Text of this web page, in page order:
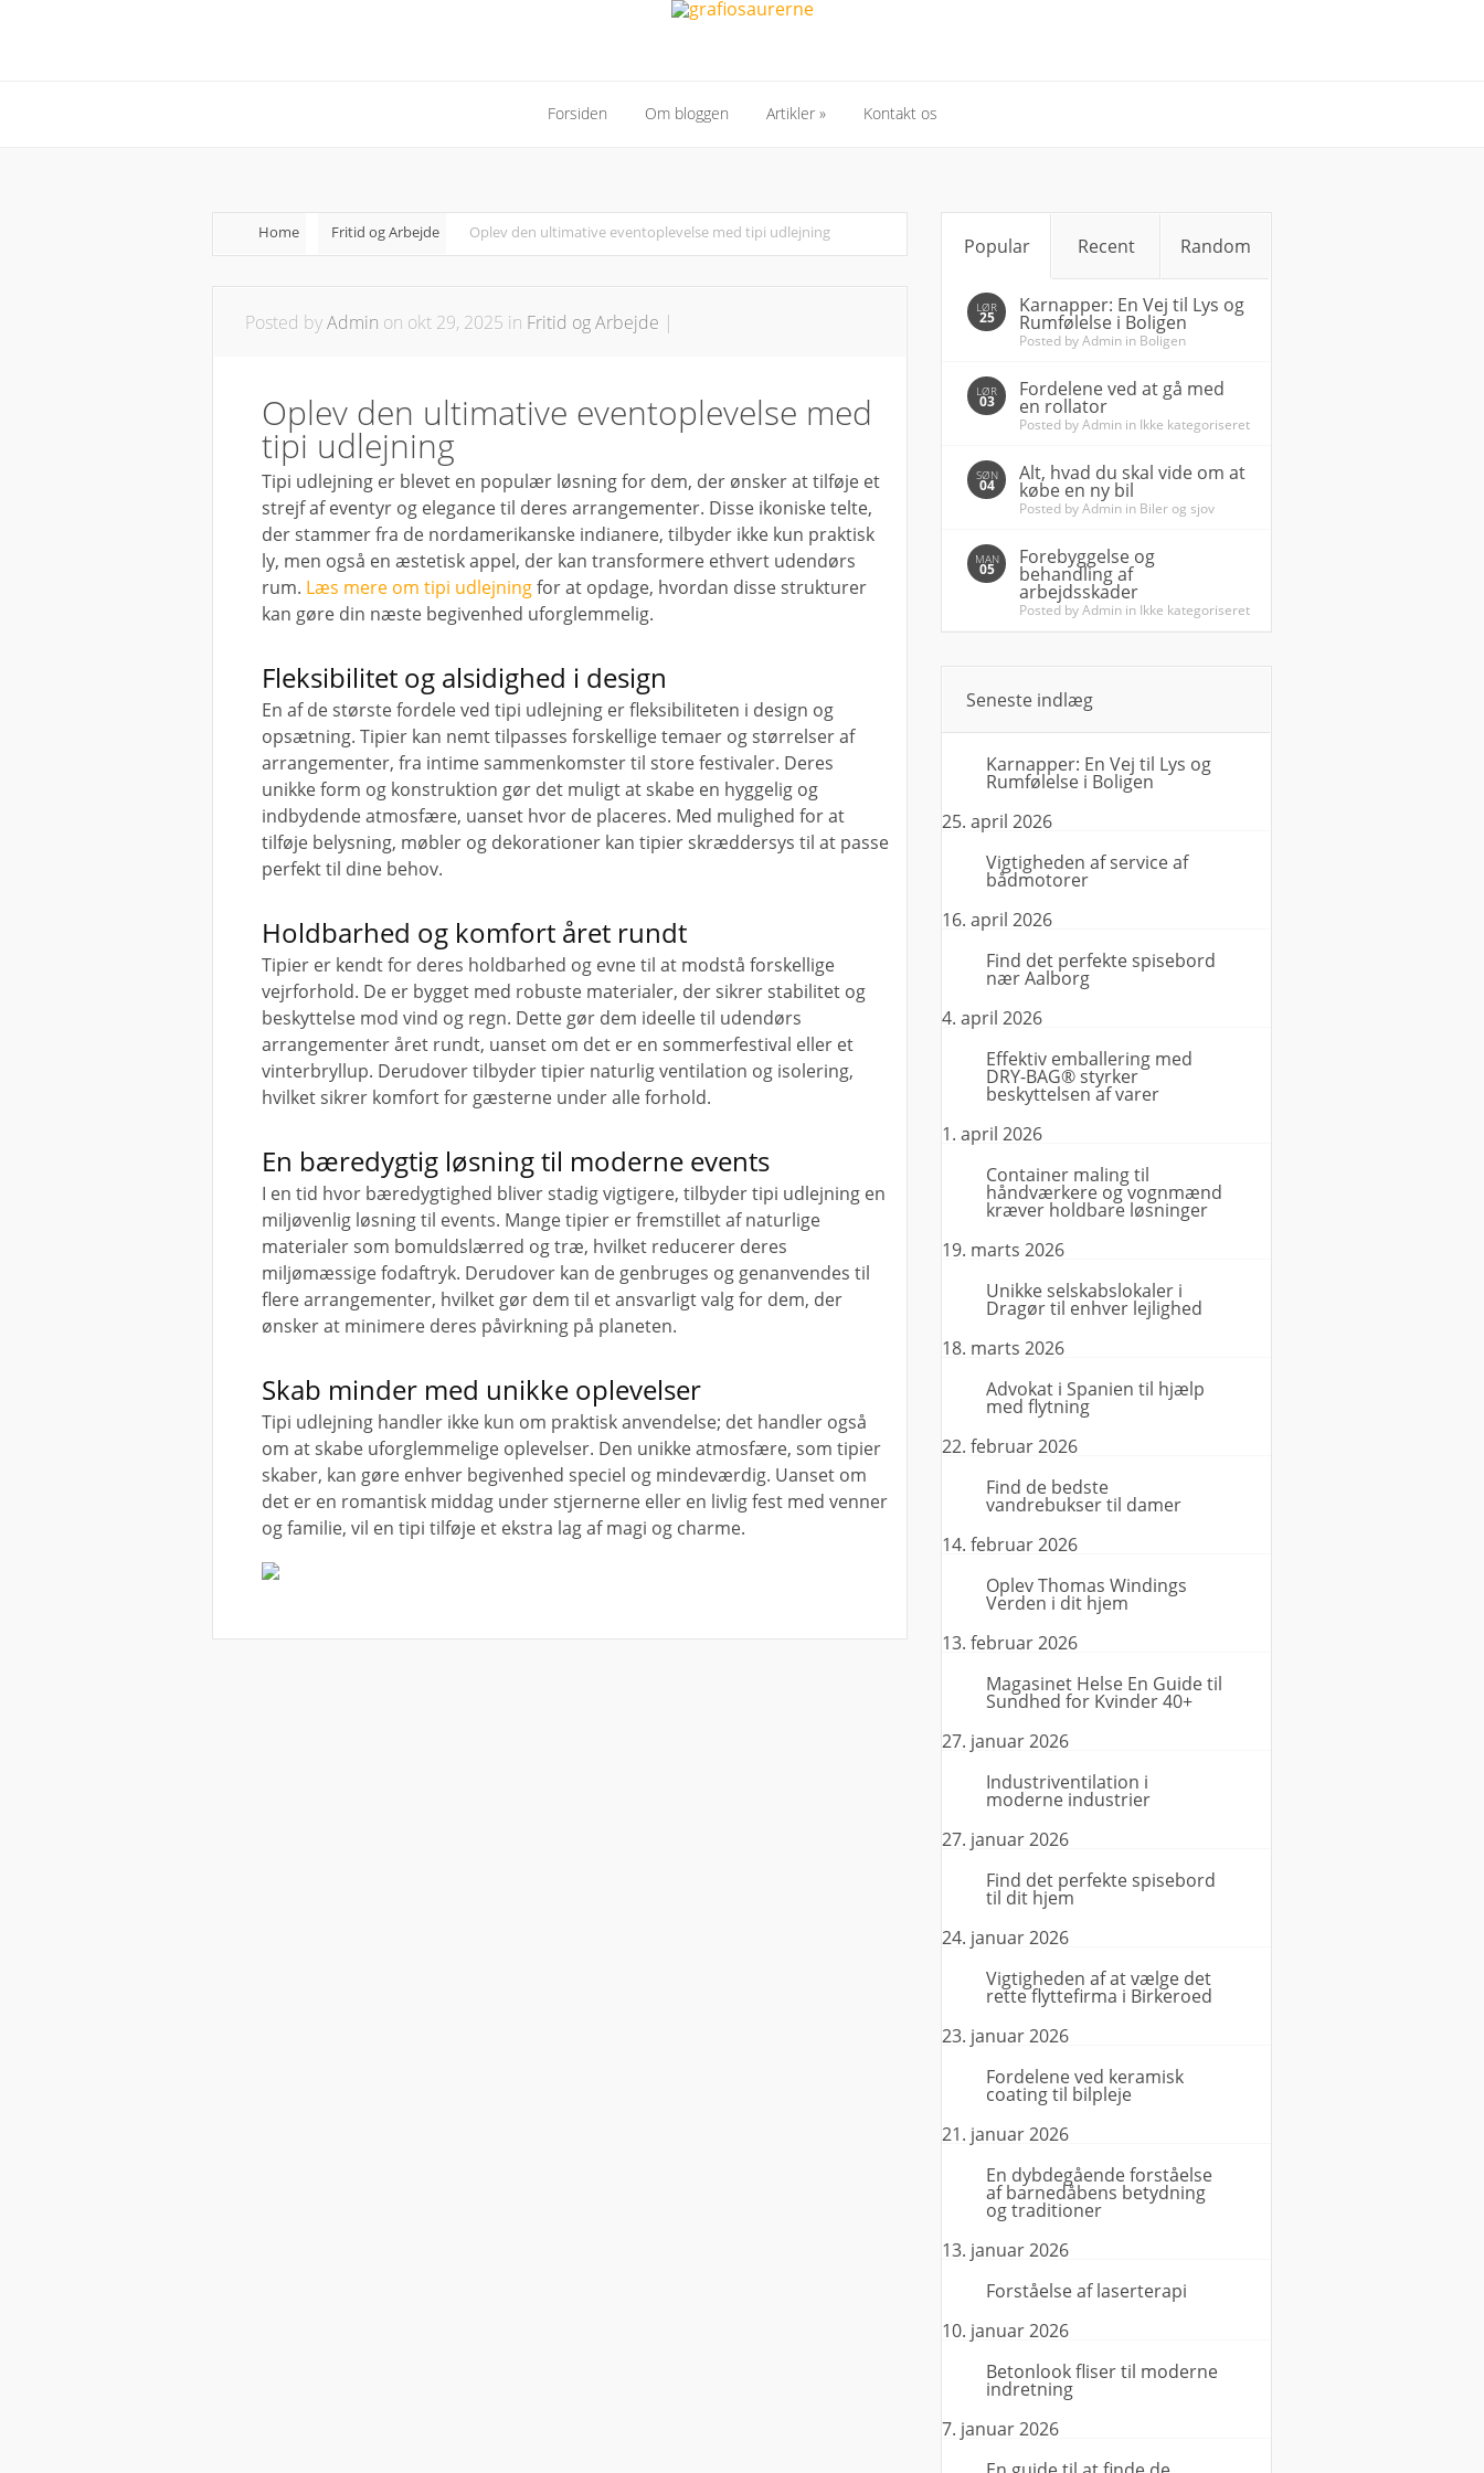
Forsiden Om bloggen Artikler» Kontakt os
Home Fritid og Arbejde Oplev den ultimative eventoplevelse med tipi udlejning
Posted byAdmin on okt 29, 2025 in Fritid og Arbejde |
Oplev den ultimative eventoplevelse med
tipi udlejning
Tipi udlejning er blevet en populær løsning for dem, der ønsker at tilføje et
strejf af eventyr og elegance til deres arrangementer. Disse ikoniske telte,
der stammer fra de nordamerikanske indianere, tilbyder ikke kun praktisk
ly, men også en æstetisk appel, der kan transformere ethvert udendørs
rum. Læs mere om tipi udlejningfor at opdage, hvordan disse strukturer
kan gøre din næste begivenhed uforglemmelig.
Fleksibilitet og alsidighed i design
En af de største fordele ved tipi udlejning er fleksibiliteten i design og
opsætning. Tipier kan nemt tilpasses forskellige temaer og størrelser af
arrangementer, fra intime sammenkomster til store festivaler. Deres
unikke form og konstruktion gør det muligt at skabe en hyggelig og
indbydende atmosfære, uanset hvor de placeres. Med mulighed for at
tilføje belysning, møbler og dekorationer kan tipier skræddersys til at passe
perfekt til dine behov.
Holdbarhed og komfort året rundt
Tipier er kendt for deres holdbarhed og evne til at modstå forskellige
vejrforhold. De er bygget med robuste materialer, der sikrer stabilitet og
beskyttelse mod vind og regn. Dette gør dem ideelle til udendørs
arrangementer året rundt, uanset om det er en sommerfestival eller et
vinterbryllup. Derudover tilbyder tipier naturlig ventilation og isolering,
hvilket sikrer komfort for gæsterne under alle forhold.
En bæredygtig løsning til moderne events
I en tid hvor bæredygtighed bliver stadig vigtigere, tilbyder tipi udlejning en
miljøvenlig løsning til events. Mange tipier er fremstillet af naturlige
materialer som bomuldslærred og træ, hvilket reducerer deres
miljømæssige fodaftryk. Derudover kan de genbruges og genanvendes til
flere arrangementer, hvilket gør dem til et ansvarligt valg for dem, der
ønsker at minimere deres påvirkning på planeten.
Skab minder med unikke oplevelser
Tipi udlejning handler ikke kun om praktisk anvendelse; det handler også
om at skabe uforglemmelige oplevelser. Den unikke atmosfære, som tipier
skaber, kan gøre enhver begivenhed speciel og mindeværdig. Uanset om
det er en romantisk middag under stjernerne eller en livlig fest med venner
og familie, vil en tipi tilføje et ekstra lag af magi og charme.
Popular Recent Random
LØR
25
Karnapper: En Vej til Lys og
Rumfølelse i Boligen
Posted byAdmin in Boligen
LØR
03
Fordelene ved at gå med
en rollator
Posted byAdmin in Ikke kategoriseret
SØN
04
Alt, hvad du skal vide om at
købe en ny bil
Posted byAdmin in Biler og sjov
MAN
05
Forebyggelse og
behandling af
arbejdsskader
Posted byAdmin in Ikke kategoriseret
Seneste indlæg
Karnapper: En Vej til Lys og
Rumfølelse i Boligen
25. april 2026
Vigtigheden af service af
bådmotorer
16. april 2026
Find det perfekte spisebord
nær Aalborg
4. april 2026
Effektiv emballering med
DRY-BAG® styrker
beskyttelsen af varer
1. april 2026
Container maling til
håndværkere og vognmænd
kræver holdbare løsninger
19. marts 2026
Unikke selskabslokaler i
Dragør til enhver lejlighed
18. marts 2026
Advokat i Spanien til hjælp
med flytning
22. februar 2026
Find de bedste
vandrebukser til damer
14. februar 2026
Oplev Thomas Windings
Verden i dit hjem
13. februar 2026
Magasinet Helse En Guide til
Sundhed for Kvinder 40+
27. januar 2026
Industriventilation i
moderne industrier
27. januar 2026
Find det perfekte spisebord
til dit hjem
24. januar 2026
Vigtigheden af at vælge det
rette flyttefirma i Birkeroed
23. januar 2026
Fordelene ved keramisk
coating til bilpleje
21. januar 2026
En dybdegående forståelse
af barnedåbens betydning
og traditioner
13. januar 2026
Forståelse af laserterapi
10. januar 2026
Betonlook fliser til moderne
indretning
7. januar 2026